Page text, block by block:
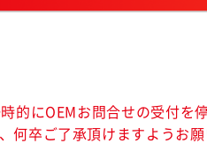
的にOEMお問合せの受付を
何卒ご了承頂けますようお願